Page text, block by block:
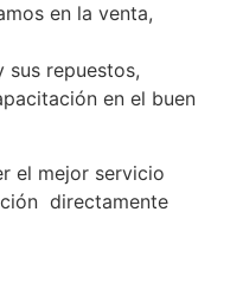
en la venta,
sus repuestos,
en el buen
el mejor servicio
directamente